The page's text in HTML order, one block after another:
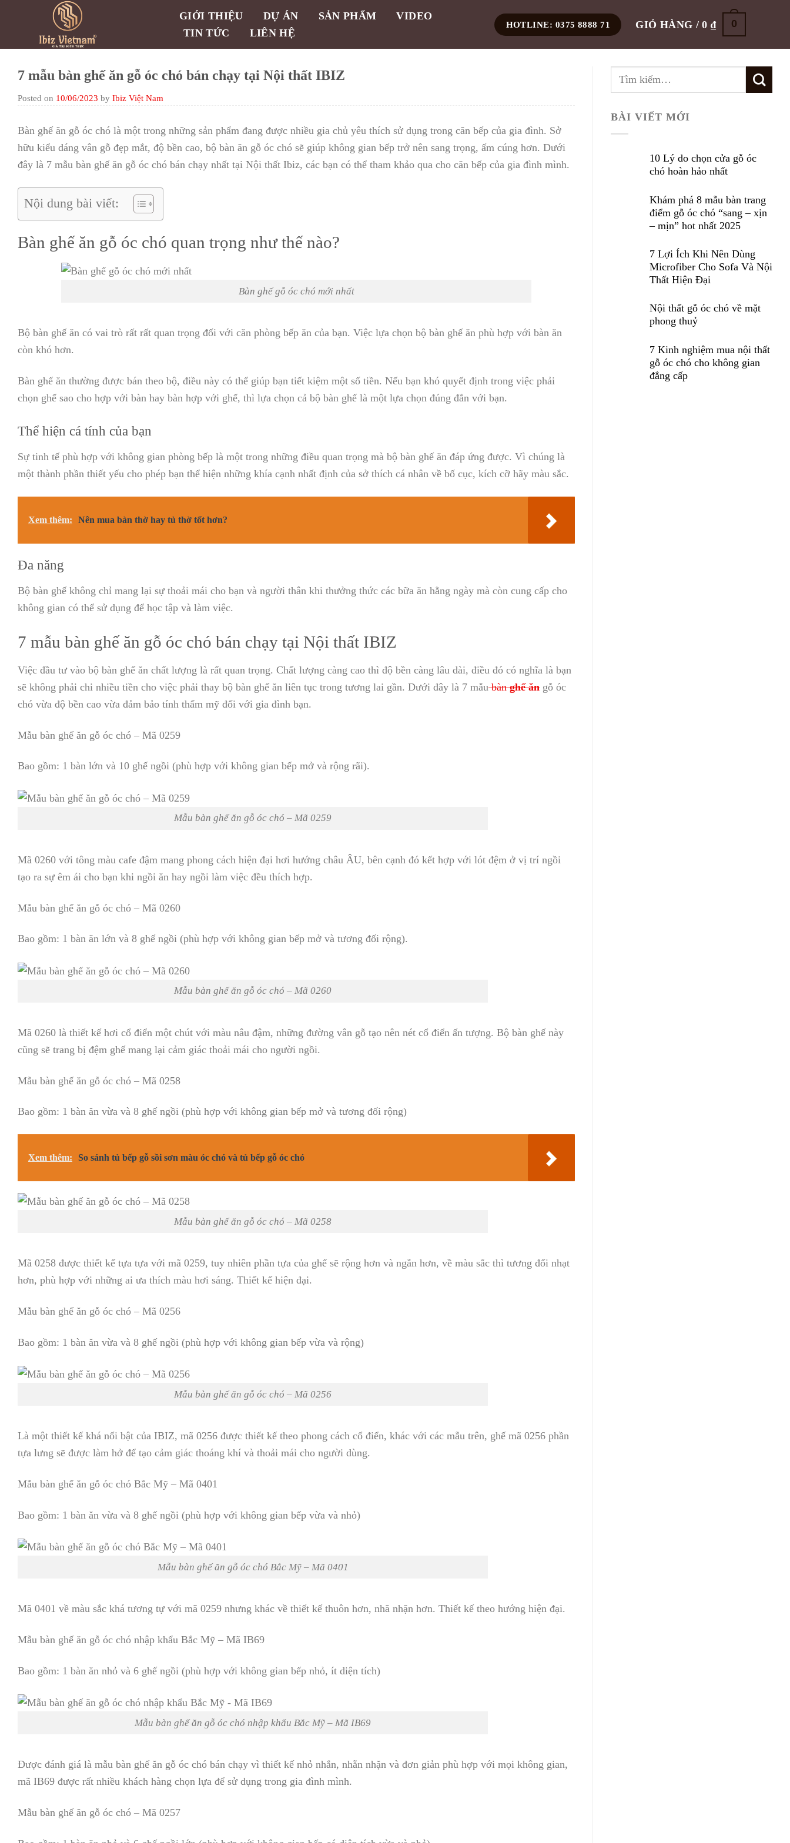
GIỚI THIỆU DỰ ÁN SẢN PHẨM
VIDEO
TIN TỨC
LIÊN HỆ
HOTLINE: 0375 8888 71 GIỎ HÀNG /0₫ 0
7 mẫu bàn ghế ăn gỗ óc chó bán chạy tại Nội thất IBIZ
Posted on 10/06/2023 by Ibiz Việt Nam
Bàn ghế ăn gỗ óc chó là một trong những sản phẩm đang được nhiều gia chủ yêu thích sử dụng trong căn bếp của gia đình. Sở
hữu kiểu dáng vân gỗ đẹp mắt, độ bền cao, bộ bàn ăn gỗ óc chó sẽ giúp không gian bếp trở nên sang trọng, ấm cúng hơn. Dưới
đây là 7 mẫu bàn ghế ăn gỗ óc chó bán chạy nhất tại Nội thất Ibiz, các bạn có thể tham khảo qua cho căn bếp của gia đình mình.
Nội dung bài viết:
Bàn ghế ăn gỗ óc chó quan trọng như thế nào?
Bàn ghế gỗ óc chó mới nhất
Bộ bàn ghế ăn có vai trò rất rất quan trọng đối với căn phòng bếp ăn của bạn. Việc lựa chọn bộ bàn ghế ăn phù hợp với bàn ăn
còn khó hơn.
Bàn ghế ăn thường được bán theo bộ, điều này có thể giúp bạn tiết kiệm một số tiền. Nếu bạn khó quyết định trong việc phải
chọn ghế sao cho hợp với bàn hay bàn hợp với ghế, thì lựa chọn cả bộ bàn ghế là một lựa chọn đúng đắn với bạn.
Thể hiện cá tính của bạn
Sự tinh tế phù hợp với không gian phòng bếp là một trong những điều quan trọng mà bộ bàn ghế ăn đáp ứng được. Vì chúng là
một thành phần thiết yếu cho phép bạn thể hiện những khía cạnh nhất định của sở thích cá nhân về bố cục, kích cỡ hãy màu sắc.
Xem thêm: Nên mua bàn thờ hay tủ thờ tốt hơn?
Đa năng
Bộ bàn ghế không chỉ mang lại sự thoải mái cho bạn và người thân khi thưởng thức các bữa ăn hằng ngày mà còn cung cấp cho
không gian có thể sử dụng để học tập và làm việc.
7 mẫu bàn ghế ăn gỗ óc chó bán chạy tại Nội thất IBIZ
Việc đầu tư vào bộ bàn ghế ăn chất lượng là rất quan trọng. Chất lượng càng cao thì độ bền càng lâu dài, điều đó có nghĩa là bạn
sẽ không phải chi nhiều tiền cho việc phải thay bộ bàn ghế ăn liên tục trong tương lai gần. Dưới đây là 7 mẫubànghế ăn gỗ óc
chó vừa độ bền cao vừa đảm bảo tính thẩm mỹ đối với gia đình bạn.
Mẫu bàn ghế ăn gỗ óc chó – Mã 0259
Bao gồm: 1 bàn lớn và 10 ghế ngồi (phù hợp với không gian bếp mở và rộng rãi).
Mẫu bàn ghế ăn gỗ óc chó – Mã 0259
Mã 0260 với tông màu cafe đậm mang phong cách hiện đại hơi hướng châu ÂU, bên cạnh đó kết hợp với lót đệm ở vị trí ngồi
tạo ra sự êm ái cho bạn khi ngồi ăn hay ngồi làm việc đều thích hợp.
Mẫu bàn ghế ăn gỗ óc chó – Mã 0260
Bao gồm: 1 bàn ăn lớn và 8 ghế ngồi (phù hợp với không gian bếp mở và tương đối rộng).
Mẫu bàn ghế ăn gỗ óc chó – Mã 0260
Mã 0260 là thiết kế hơi cổ điển một chút với màu nâu đậm, những đường vân gỗ tạo nên nét cổ điển ấn tượng. Bộ bàn ghế này
cũng sẽ trang bị đệm ghế mang lại cảm giác thoải mái cho người ngồi.
Mẫu bàn ghế ăn gỗ óc chó – Mã 0258
Bao gồm: 1 bàn ăn vừa và 8 ghế ngồi (phù hợp với không gian bếp mở và tương đối rộng)
Xem thêm: So sánh tủ bếp gỗ sồi sơn màu óc chó và tủ bếp gỗ óc chó
Mẫu bàn ghế ăn gỗ óc chó – Mã 0258
Mã 0258 được thiết kế tựa tựa với mã 0259, tuy nhiên phần tựa của ghế sẽ rộng hơn và ngắn hơn, về màu sắc thì tương đối nhạt
hơn, phù hợp với những ai ưa thích màu hơi sáng. Thiết kế hiện đại.
Mẫu bàn ghế ăn gỗ óc chó – Mã 0256
Bao gồm: 1 bàn ăn vừa và 8 ghế ngồi (phù hợp với không gian bếp vừa và rộng)
Mẫu bàn ghế ăn gỗ óc chó – Mã 0256
Là một thiết kế khá nổi bật của IBIZ, mã 0256 được thiết kế theo phong cách cổ điển, khác với các mẫu trên, ghế mã 0256 phần
tựa lưng sẽ được làm hở để tạo cảm giác thoáng khí và thoải mái cho người dùng.
Mẫu bàn ghế ăn gỗ óc chó Bắc Mỹ – Mã 0401
Bao gồm: 1 bàn ăn vừa và 8 ghế ngồi (phù hợp với không gian bếp vừa và nhỏ)
Mẫu bàn ghế ăn gỗ óc chó Bắc Mỹ – Mã 0401
Mã 0401 về màu sắc khá tương tự với mã 0259 nhưng khác về thiết kế thuôn hơn, nhã nhặn hơn. Thiết kế theo hướng hiện đại.
Mẫu bàn ghế ăn gỗ óc chó nhập khẩu Bắc Mỹ – Mã IB69
Bao gồm: 1 bàn ăn nhỏ và 6 ghế ngồi (phù hợp với không gian bếp nhỏ, ít diện tích)
Mẫu bàn ghế ăn gỗ óc chó nhập khẩu Bắc Mỹ – Mã IB69
Được đánh giá là mẫu bàn ghế ăn gỗ óc chó bán chạy vì thiết kế nhỏ nhắn, nhẵn nhặn và đơn giản phù hợp với mọi không gian,
mã IB69 được rất nhiều khách hàng chọn lựa để sử dụng trong gia đình mình.
Mẫu bàn ghế ăn gỗ óc chó – Mã 0257
BÀI VIẾT MỚI
10 Lý do chọn cửa gỗ óc
chó hoàn hảo nhất
Khám phá 8 mẫu bàn trang
điểm gỗ óc chó “sang – xịn
– mịn” hot nhất 2025
7 Lợi Ích Khi Nên Dùng
Microfiber Cho Sofa Và Nội
Thất Hiện Đại
Nội thất gỗ óc chó về mặt
phong thuỷ
7 Kinh nghiệm mua nội thất
gỗ óc chó cho không gian
đẳng cấp